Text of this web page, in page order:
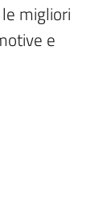
migliori
e